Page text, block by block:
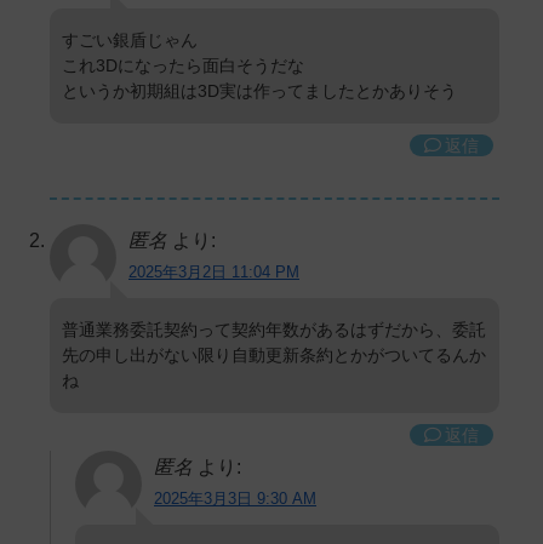
すごい銀盾じゃん
これ3Dになったら面白そうだな
というか初期組は3D実は作ってましたとかありそう
返信
匿名 より:
2025年3月2日 11:04 PM
普通業務委託契約って契約年数があるはずだから、委託
先の申し出がない限り自動更新条約とかがついてるんか
ね
返信
匿名 より:
2025年3月3日 9:30 AM